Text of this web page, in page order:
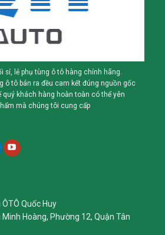
sỉ, lẻ phụ tùng ô tô hàng chính hãng.
ô tô bán ra đều cam kết đúng nguồn gốc
quý khách hàng hoàn toàn có thể yên
mà chúng tôi cung cấp
Quốc Huy
Hoàng, Phường 12, Quận Tân